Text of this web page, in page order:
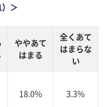
＞
ややあて
はまる
全くあて
はまらな
い
18.0% 3.3%